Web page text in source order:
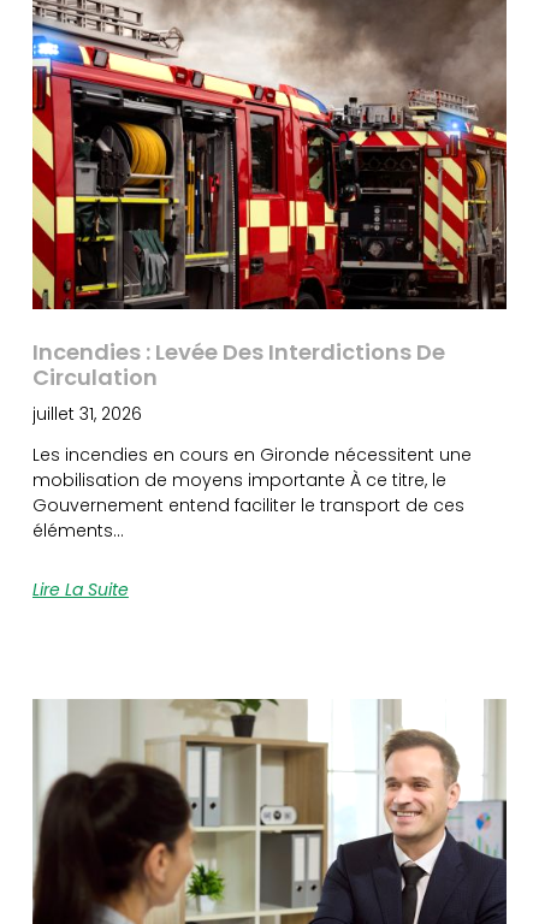
Incendies : Levée Des Interdictions De
Circulation
juillet 31, 2026
Les incendies en cours en Gironde nécessitent une
mobilisation de moyens importante À ce titre, le
Gouvernement entend faciliter le transport de ces
éléments…
Lire La Suite